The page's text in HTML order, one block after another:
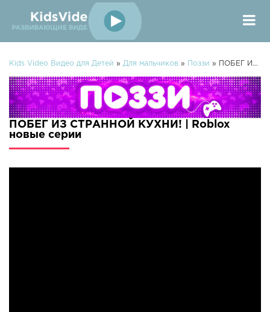
Kids Video Видео для Детей » Для мальчиков » Поззи » ПОБЕГ ИЗ СТРАННОЙ КУХНИ! | Roblox
ПОБЕГ ИЗ СТРАННОЙ КУХНИ! | Roblox
новые серии